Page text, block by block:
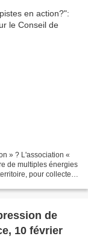
» ? L'association «
de multiples énergies
pour collecter
de
10 février